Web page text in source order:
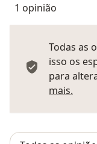
1 opinião
Todas as
isso os
para
mais.